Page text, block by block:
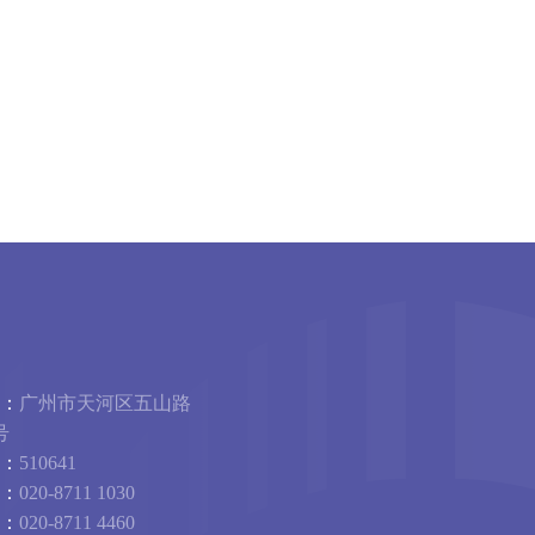
广州市天河区五山路
510641
020-8711 1030
020-8711 4460